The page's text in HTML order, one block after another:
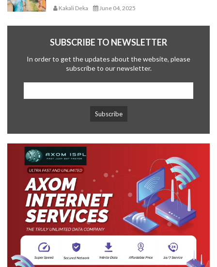
Kakali Deka June 04, 2025
SUBSCRIBE TO NEWSLETTER
In order to get the updates about the website, please
subscribe to our newsletter.